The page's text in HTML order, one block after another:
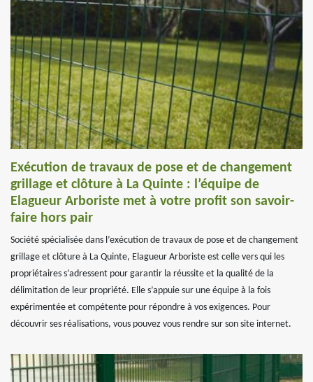
Exécution de travaux de pose et de changement
grillage et clôture à La Quinte : l’équipe de
Elagueur Arboriste met à votre profit son savoir-
faire hors pair
Société spécialisée dans l’exécution de travaux de pose et de changement
grillage et clôture à La Quinte, Elagueur Arboriste est celle vers qui les
propriétaires s’adressent pour garantir la réussite et la qualité de la
délimitation de leur propriété. Elle s’appuie sur une équipe à la fois
expérimentée et compétente pour répondre à vos exigences. Pour
découvrir ses réalisations, vous pouvez vous rendre sur son site internet.